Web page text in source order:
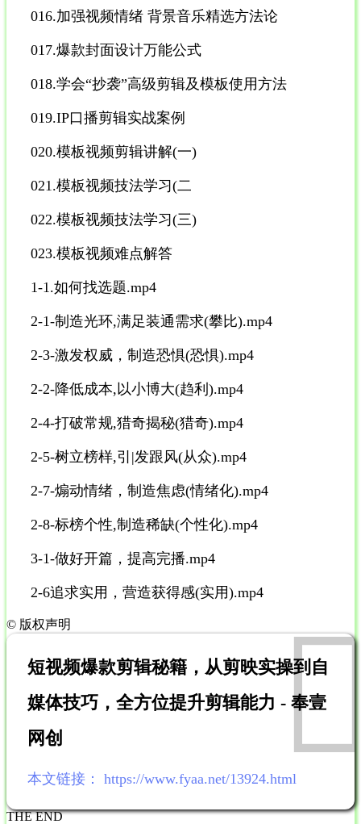
016.加强视频情绪 背景音乐精选方法论
017.爆款封面设计万能公式
018.学会“抄袭”高级剪辑及模板使用方法
019.IP口播剪辑实战案例
020.模板视频剪辑讲解(一)
021.模板视频技法学习(二
022.模板视频技法学习(三)
023.模板视频难点解答
1-1.如何找选题.mp4
2-1-制造光环,满足装通需求(攀比).mp4
2-3-激发权威，制造恐惧(恐惧).mp4
2-2-降低成本,以小博大(趋利).mp4
2-4-打破常规,猎奇揭秘(猎奇).mp4
2-5-树立榜样,引|发跟风(从众).mp4
2-7-煽动情绪，制造焦虑(情绪化).mp4
2-8-标榜个性,制造稀缺(个性化).mp4
3-1-做好开篇，提高完播.mp4
2-6追求实用，营造获得感(实用).mp4
© 版权声明
短视频爆款剪辑秘籍，从剪映实操到自
媒体技巧，全方位提升剪辑能力 - 奉壹
网创
本文链接： https://www.fyaa.net/13924.html
THE END